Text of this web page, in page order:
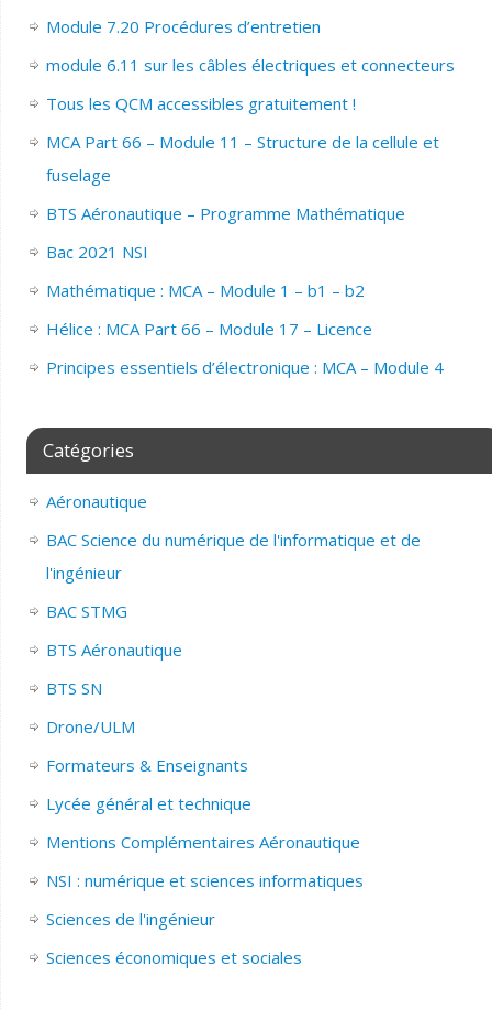
Module 7.20 Procédures d’entretien
module 6.11 sur les câbles électriques et connecteurs
Tous les QCM accessibles gratuitement !
MCA Part 66 – Module 11 – Structure de la cellule et
fuselage
BTS Aéronautique – Programme Mathématique
Bac 2021 NSI
Mathématique : MCA – Module 1 – b1 – b2
Hélice : MCA Part 66 – Module 17 – Licence
Principes essentiels d’électronique : MCA – Module 4
Catégories
Aéronautique
BAC Science du numérique de l'informatique et de
l'ingénieur
BAC STMG
BTS Aéronautique
BTS SN
Drone/ULM
Formateurs & Enseignants
Lycée général et technique
Mentions Complémentaires Aéronautique
NSI : numérique et sciences informatiques
Sciences de l'ingénieur
Sciences économiques et sociales